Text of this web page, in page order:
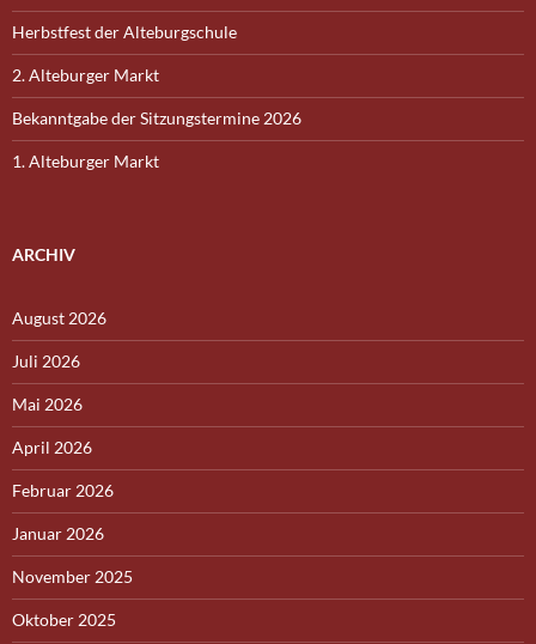
Herbstfest der Alteburgschule
2. Alteburger Markt
Bekanntgabe der Sitzungstermine 2026
1. Alteburger Markt
ARCHIV
August 2026
Juli 2026
Mai 2026
April 2026
Februar 2026
Januar 2026
November 2025
Oktober 2025